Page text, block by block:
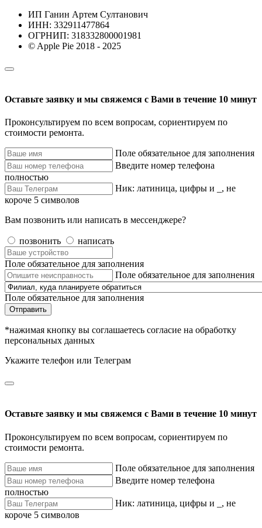
ИП Ганин Артем Султанович
ИНН: 332911477864
ОГРНИП: 318332800001981
© Apple Pie 2018 - 2025
Оставьте заявку и мы свяжемся с Вами в течение 10 минут
Проконсультируем по всем вопросам, сориентируем по
стоимости ремонта.
Поле обязательное для заполнения
Введите номер телефона
полностью
Ник: латиница, цифры и _, не
короче 5 символов
Вам позвонить или написать в мессенджере?
позвонить написать
Поле обязательное для заполнения
Поле обязательное для заполнения
Поле обязательное для заполнения
Отправить
*нажимая кнопку вы соглашаетесь согласие на обработку
персональных данных
Укажите телефон или Телеграм
Оставьте заявку и мы свяжемся с Вами в течение 10 минут
Проконсультируем по всем вопросам, сориентируем по
стоимости ремонта.
Поле обязательное для заполнения
Введите номер телефона
полностью
Ник: латиница, цифры и _, не
короче 5 символов